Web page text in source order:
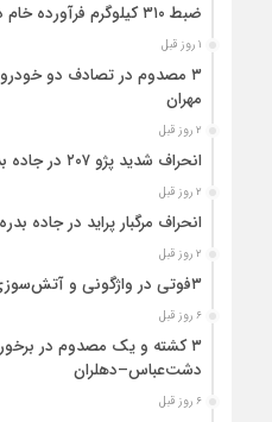
ضبط ۳۱۰ کیلوگرم فرآورده خام دامی غیرقابل مصرف در ایلام
۱ روز قبل
مهران
۲ روز قبل
انحراف شدید پژو ۲۰۷ در جاده بدره/ یک نفر جان باخت
۲ روز قبل
انحراف مرگبار پراید در جاده بدره
۲ روز قبل
۳فوتی در واژگونی و آتش‌سوزی پژو ۴۰۵ در کمربندی شرقی ایلام
۶ روز قبل
دشت‌عباس–دهلران
۶ روز قبل